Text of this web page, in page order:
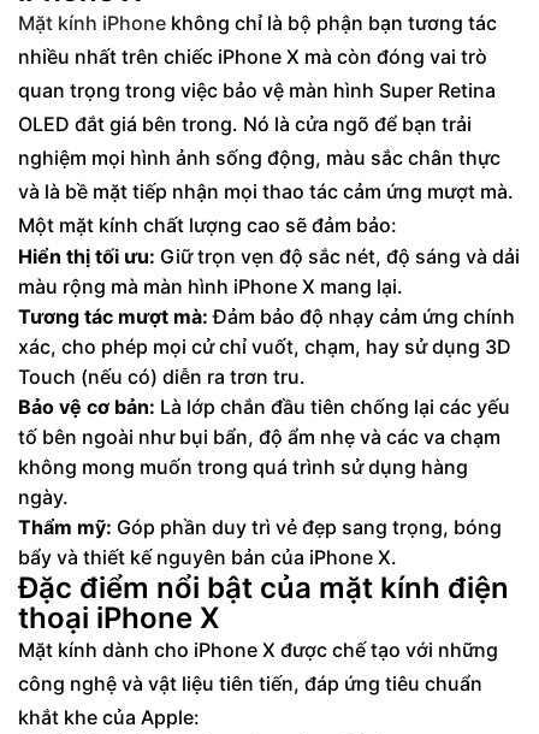
Mặt kính iPhone không chỉ là bộ phận bạn tương tác
nhiều nhất trên chiếc iPhone X mà còn đóng vai trò
quan trọng trong việc bảo vệ màn hình Super Retina
OLED đắt giá bên trong. Nó là cửa ngõ để bạn trải
nghiệm mọi hình ảnh sống động, màu sắc chân thực
và là bề mặt tiếp nhận mọi thao tác cảm ứng mượt mà.
Một mặt kính chất lượng cao sẽ đảm bảo:
Hiển thị tối ưu: Giữ trọn vẹn độ sắc nét, độ sáng và dải
màu rộng mà màn hình iPhone X mang lại.
Tương tác mượt mà: Đảm bảo độ nhạy cảm ứng chính
xác, cho phép mọi cử chỉ vuốt, chạm, hay sử dụng 3D
Touch (nếu có) diễn ra trơn tru.
Bảo vệ cơ bản: Là lớp chắn đầu tiên chống lại các yếu
tố bên ngoài như bụi bẩn, độ ẩm nhẹ và các va chạm
không mong muốn trong quá trình sử dụng hàng
ngày.
Thẩm mỹ: Góp phần duy trì vẻ đẹp sang trọng, bóng
bẩy và thiết kế nguyên bản của iPhone X.
Đặc điểm nổi bật của mặt kính điện
thoại iPhone X
Mặt kính dành cho iPhone X được chế tạo với những
công nghệ và vật liệu tiên tiến, đáp ứng tiêu chuẩn
khắt khe của Apple: